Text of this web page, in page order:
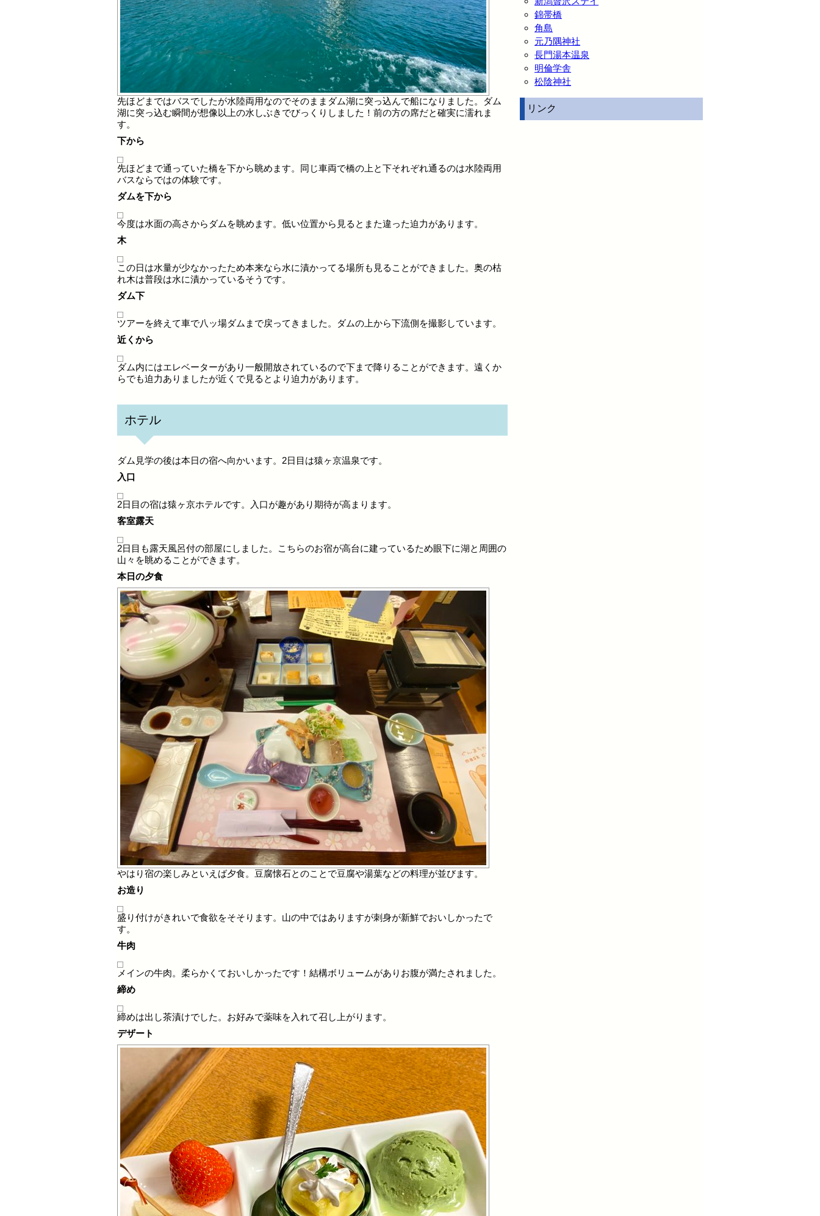
先ほどまではバスでしたが水陸両用なのでそのままダム湖に突っ込んで船になりました。ダム
湖に突っ込む瞬間が想像以上の水しぶきでびっくりしました！前の方の席だと確実に濡れま
す。
下から
先ほどまで通っていた橋を下から眺めます。同じ車両で橋の上と下それぞれ通るのは水陸両用
バスならではの体験です。
ダムを下から
今度は水面の高さからダムを眺めます。低い位置から見るとまた違った迫力があります。
木
この日は水量が少なかったため本来なら水に漬かってる場所も見ることができました。奥の枯
れ木は普段は水に漬かっているそうです。
ダム下
ツアーを終えて車で八ッ場ダムまで戻ってきました。ダムの上から下流側を撮影しています。
近くから
ダム内にはエレベーターがあり一般開放されているので下まで降りることができます。遠くか
らでも迫力ありましたが近くで見るとより迫力があります。
ホテル
ダム見学の後は本日の宿へ向かいます。2日目は猿ヶ京温泉です。
入口
2日目の宿は猿ヶ京ホテルです。入口が趣があり期待が高まります。
客室露天
2日目も露天風呂付の部屋にしました。こちらのお宿が高台に建っているため眼下に湖と周囲の
山々を眺めることができます。
本日の夕食
やはり宿の楽しみといえば夕食。豆腐懐石とのことで豆腐や湯葉などの料理が並びます。
お造り
盛り付けがきれいで食欲をそそります。山の中ではありますが刺身が新鮮でおいしかったで
す。
牛肉
メインの牛肉。柔らかくておいしかったです！結構ボリュームがありお腹が満たされました。
締め
締めは出し茶漬けでした。お好みで薬味を入れて召し上がります。
デザート
錦帯橋
角島
元乃隅神社
長門湯本温泉
明倫学舎
松陰神社
リンク